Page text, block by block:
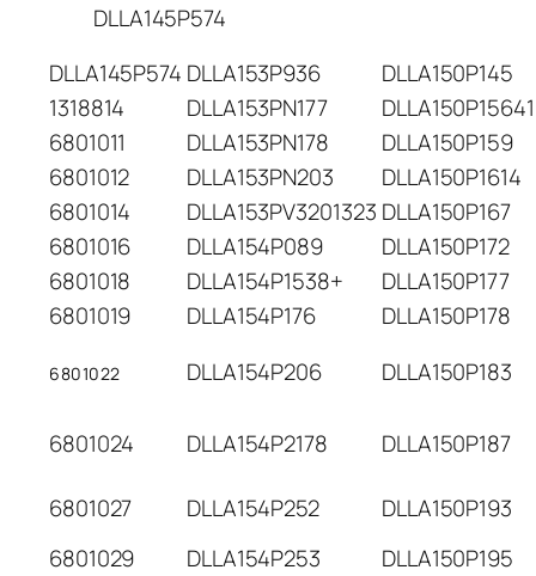
DLLA145P574
DLLA145P574 DLLA153P936
DLLA150P145
1318814
DLLA153PN177
DLLA150P15641
6801011
DLLA153PN178
DLLA150P159
6801012
DLLA153PN203
DLLA150P1614
6801014
DLLA153PV3201323 DLLA150P167
6801016
DLLA154P089
DLLA150P172
6801018
DLLA154P1538+
DLLA150P177
6801019
DLLA154P176 DLLA150P178
6801022 DLLA154P206 DLLA150P183
6801024 DLLA154P2178 DLLA150P187
6801027 DLLA154P252
DLLA150P193
6801029
DLLA154P253
DLLA150P195